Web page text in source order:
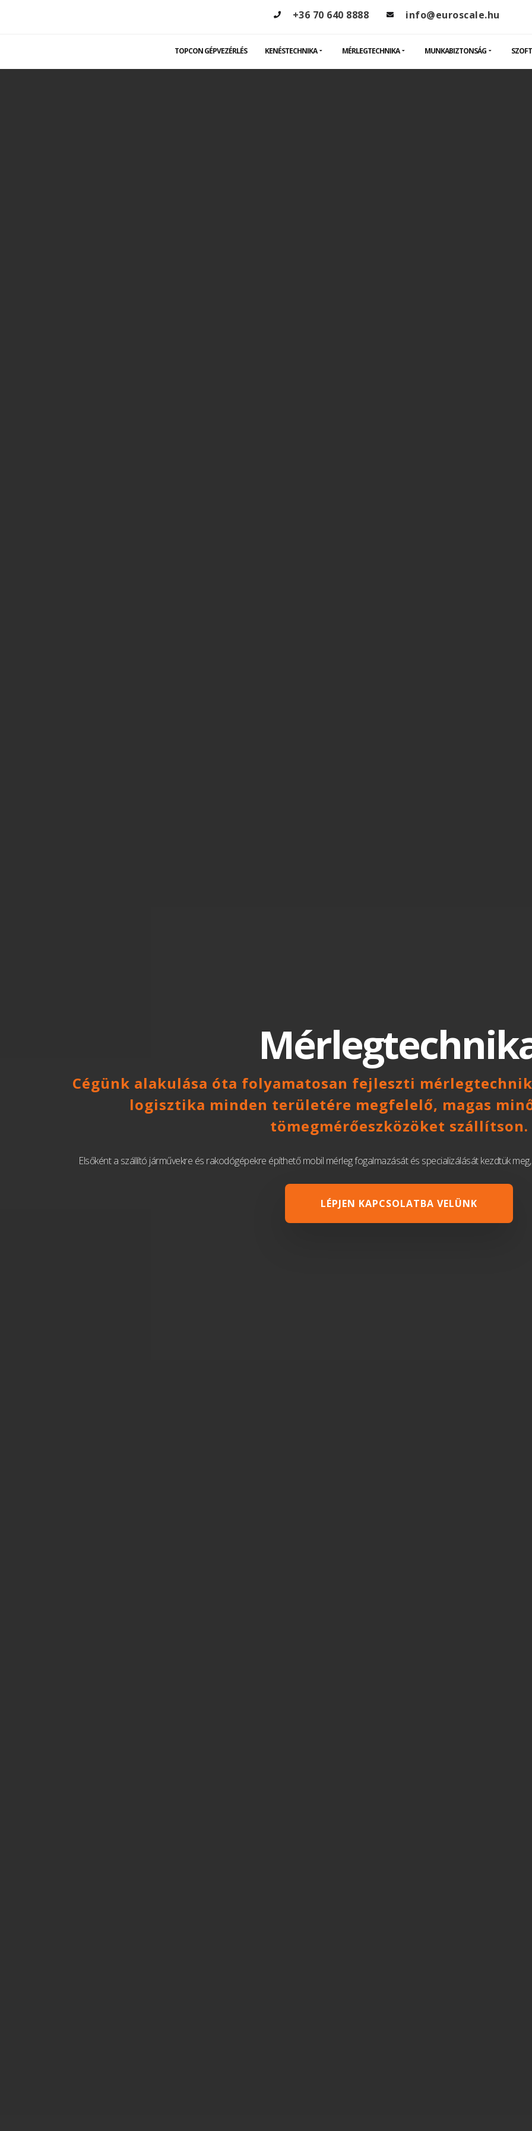
+36 70 640 8888 info@euroscale.hu
TOPCON GÉPVEZÉRLÉS KENÉSTECHNIKA MÉRLEGTECHNIKA MUNKABIZTONSÁG
Cégünk alakulása óta folyamatosan fejleszti
logisztika minden területére megfelelő, magas
tömegmérőeszközöket szállítson.
Elsőként a szállító járművekre és rakodógépekre építhető mobil mérleg fogalmazását és specializálását kezdtük
LÉPJEN KAPCSOLATBA VELÜNK